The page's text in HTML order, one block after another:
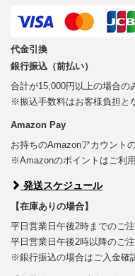
代金引換
銀行振込（前払い）
合計が15,000円以上の場合の
※振込手数料はお客様負担と
Amazon Pay
お持ちのAmazonアカウント
※Amazonのポイントはご利
発送スケジュール
【在庫ありの場合】
平日営業日午後2時までのご
平日営業日午後2時以降のご
※銀行振込の場合はご入金確